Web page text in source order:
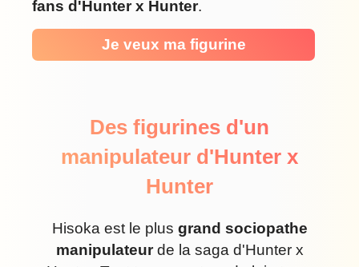
fans d'Hunter x Hunter.
Je veux ma figurine
Des figurines d'un
manipulateur d'Hunter x
Hunter
Hisoka est le plus grand sociopathe
manipulateurde la saga d'Hunter x